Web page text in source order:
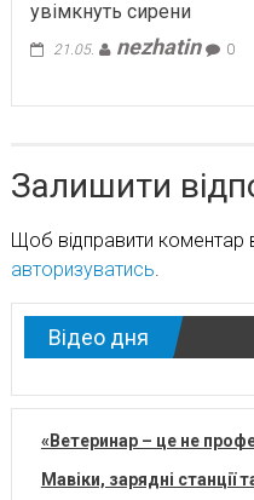
увімкнуть сирени
21.05. nezhatin 0
Залишити
Щоб відправити коментар
авторизуватись.
Відео дня
«Ветеринар – це не
Мавіки, зарядні станції